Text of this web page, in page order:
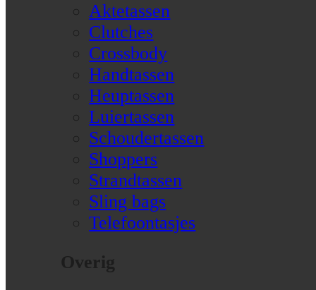
Aktetassen
Clutches
Crossbody
Handtassen
Heuptassen
Luiertassen
Schoudertassen
Shoppers
Strandtassen
Sling bags
Telefoontasjes
Overig